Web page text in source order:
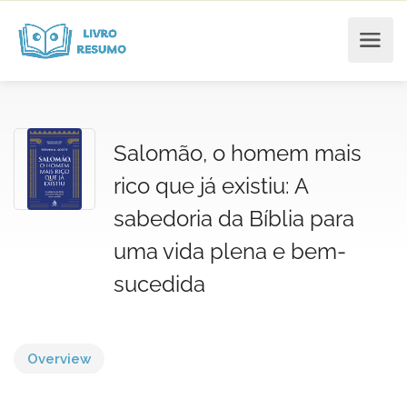
Salomão, o homem mais
rico que já existiu: A
sabedoria da Bíblia para
uma vida plena e bem-
sucedida
Overview